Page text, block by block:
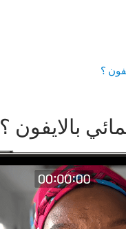
؟
بالايفون ؟